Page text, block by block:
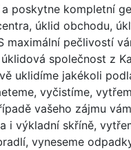
poskytne kompletní
úklid obchodu,
maximální pečlivostí
společnost z
uklidíme jakékoli
vyčistíme,
vašeho zájmu
i výkladní skříně,
vyneseme